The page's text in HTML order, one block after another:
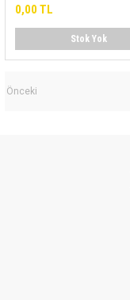
0,00 TL
Stok Yok